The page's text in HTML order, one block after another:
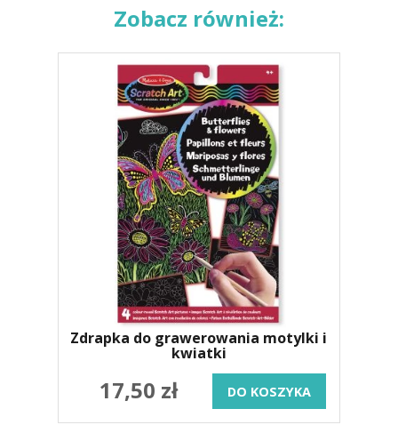
Zobacz również:
Zdrapka do grawerowania motylki i
kwiatki
17,50 zł DO KOSZYKA